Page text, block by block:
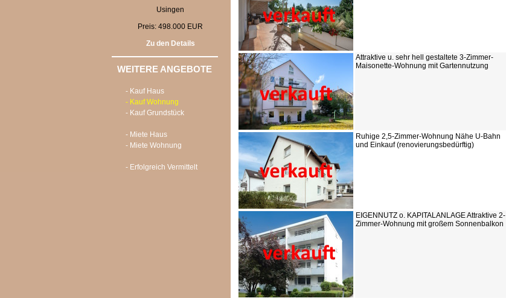
Attraktive u. sehr hell gestaltete 3-Zimmer-
Maisonette-Wohnung mit Gartennutzung
Ruhige 2,5-Zimmer-Wohnung Nähe U-Bahn
und Einkauf (renovierungsbedürftig)
EIGENNUTZ o. KAPITALANLAGE Attraktive 2-
Zimmer-Wohnung mit großem Sonnenbalkon
Usingen
Preis: 498.000 EUR
Zu den Details
WEITERE ANGEBOTE
- Kauf Haus
- Kauf Wohnung
- Kauf Grundstück
- Miete Haus
- Miete Wohnung
- Erfolgreich Vermittelt